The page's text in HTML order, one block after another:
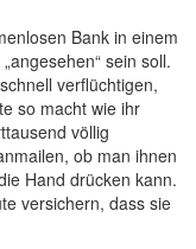
Bank in einem
sein soll.
verflüchtigen,
so macht wie ihr
völlig
ob man ihnen
Hand drücken kann.
versichern, dass sie